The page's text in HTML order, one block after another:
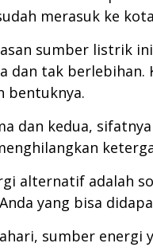
merasuk ke
sumber listrik
dan tak berlebihan.
bentuknya.
dan kedua,
alternatif adalah
yang bisa
sumber energi